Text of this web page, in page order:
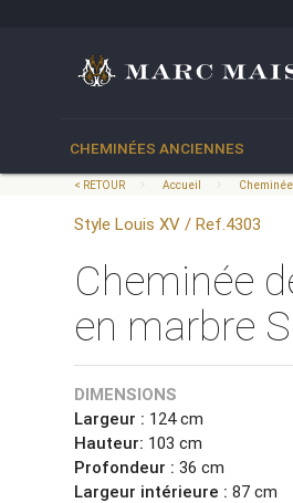
CHEMINÉES ANCIENNES
< RETOUR Accueil
Style Louis XV / Ref.4303
Cheminée
en marbre
DIMENSIONS
Largeur : 124 cm
Hauteur: 103 cm
Profondeur : 36 cm
Largeur intérieure :87 cm